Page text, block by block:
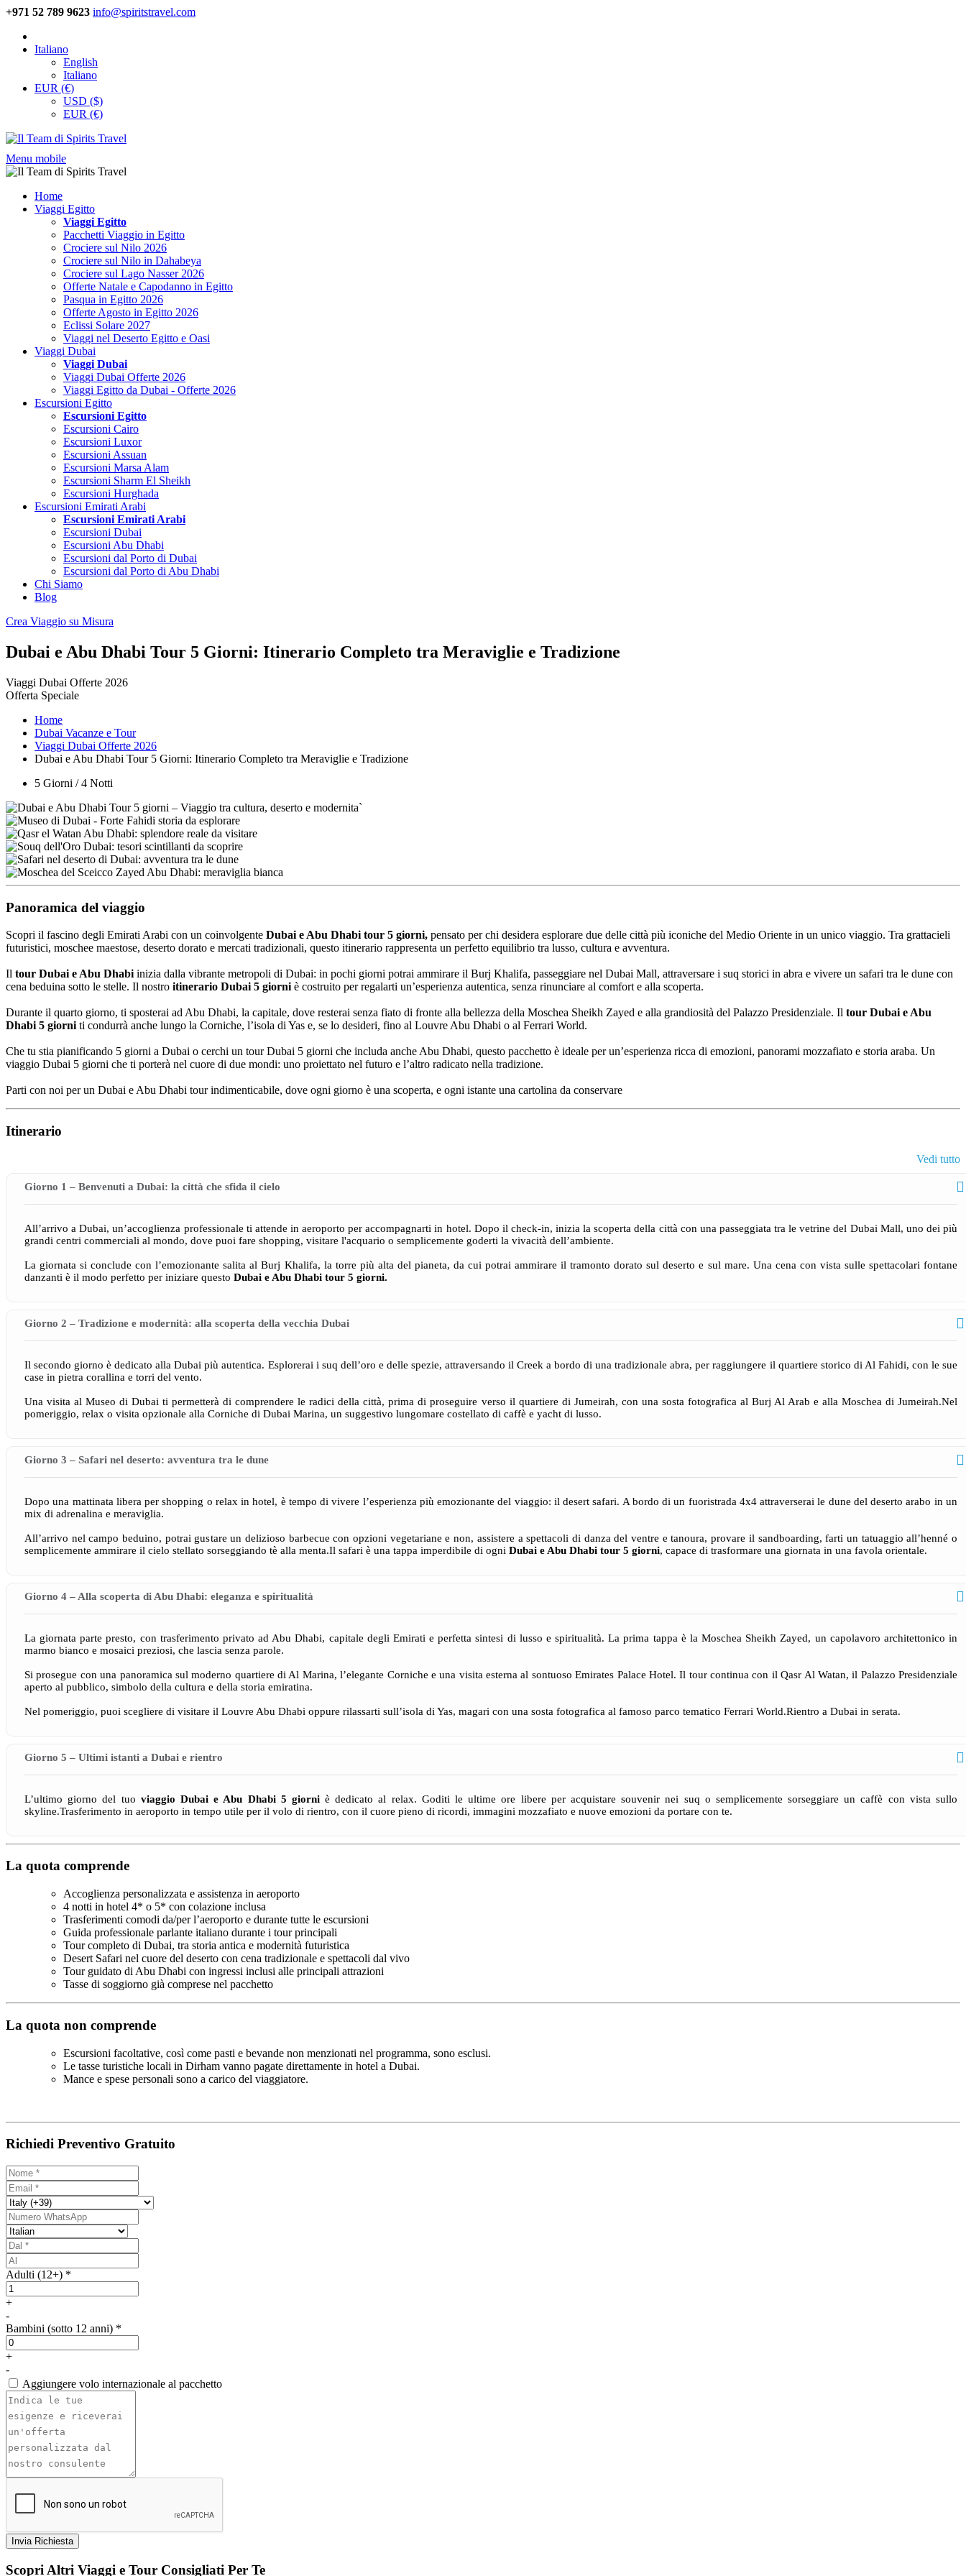
+971 52 789 9623 info@spiritstravel.com
Italiano
English
Italiano
EUR (€)
USD ($)
EUR (€)
Menu mobile
Home
Viaggi Egitto
Viaggi Egitto
Pacchetti Viaggio in Egitto
Crociere sul Nilo 2026
Crociere sul Nilo in Dahabeya
Crociere sul Lago Nasser 2026
Offerte Natale e Capodanno in Egitto
Pasqua in Egitto 2026
Offerte Agosto in Egitto 2026
Eclissi Solare 2027
Viaggi nel Deserto Egitto e Oasi
Viaggi Dubai
Viaggi Dubai
Viaggi Dubai Offerte 2026
Viaggi Egitto da Dubai - Offerte 2026
Escursioni Egitto
Escursioni Egitto
Escursioni Cairo
Escursioni Luxor
Escursioni Assuan
Escursioni Marsa Alam
Escursioni Sharm El Sheikh
Escursioni Hurghada
Escursioni Emirati Arabi
Escursioni Emirati Arabi
Escursioni Dubai
Escursioni Abu Dhabi
Escursioni dal Porto di Dubai
Escursioni dal Porto di Abu Dhabi
Chi Siamo
Blog
Crea Viaggio su Misura
Dubai e Abu Dhabi Tour 5 Giorni: Itinerario Completo tra Meraviglie e Tradizione
Viaggi Dubai Offerte 2026
Offerta Speciale
Home
Dubai Vacanze e Tour
Viaggi Dubai Offerte 2026
Dubai e Abu Dhabi Tour 5 Giorni: Itinerario Completo tra Meraviglie e Tradizione
5 Giorni / 4 Notti
Panoramica del viaggio
Scopri il fascino degli Emirati Arabi con un coinvolgente Dubai e Abu Dhabi tour 5 giorni, pensato per chi desidera esplorare due delle città più iconiche del Medio Oriente in un unico viaggio. Tra grattacieli
futuristici, moschee maestose, deserto dorato e mercati tradizionali, questo itinerario rappresenta un perfetto equilibrio tra lusso, cultura e avventura.
Il tour Dubai e Abu Dhabi inizia dalla vibrante metropoli di Dubai: in pochi giorni potrai ammirare il Burj Khalifa, passeggiare nel Dubai Mall, attraversare i suq storici in abra e vivere un safari tra le dune con
cena beduina sotto le stelle. Il nostro itinerario Dubai 5 giorni è costruito per regalarti un’esperienza autentica, senza rinunciare al comfort e alla scoperta.
Durante il quarto giorno, ti sposterai ad Abu Dhabi, la capitale, dove resterai senza fiato di fronte alla bellezza della Moschea Sheikh Zayed e alla grandiosità del Palazzo Presidenziale. Il tour Dubai e Abu
Dhabi 5 giorni ti condurrà anche lungo la Corniche, l’isola di Yas e, se lo desideri, fino al Louvre Abu Dhabi o al Ferrari World.
Che tu stia pianificando 5 giorni a Dubai o cerchi un tour Dubai 5 giorni che includa anche Abu Dhabi, questo pacchetto è ideale per un’esperienza ricca di emozioni, panorami mozzafiato e storia araba. Un
viaggio Dubai 5 giorni che ti porterà nel cuore di due mondi: uno proiettato nel futuro e l’altro radicato nella tradizione.
Parti con noi per un Dubai e Abu Dhabi tour indimenticabile, dove ogni giorno è una scoperta, e ogni istante una cartolina da conservare
Itinerario
Vedi tutto
Giorno 1 – Benvenuti a Dubai: la città che sfida il cielo
All’arrivo a Dubai, un’accoglienza professionale ti attende in aeroporto per accompagnarti in hotel. Dopo il check-in, inizia la scoperta della città con una passeggiata tra le vetrine del Dubai Mall, uno dei più
grandi centri commerciali al mondo, dove puoi fare shopping, visitare l'acquario o semplicemente goderti la vivacità dell’ambiente.
La giornata si conclude con l’emozionante salita al Burj Khalifa, la torre più alta del pianeta, da cui potrai ammirare il tramonto dorato sul deserto e sul mare. Una cena con vista sulle spettacolari fontane
danzanti è il modo perfetto per iniziare questo Dubai e Abu Dhabi tour 5 giorni.
Giorno 2 – Tradizione e modernità: alla scoperta della vecchia Dubai
Il secondo giorno è dedicato alla Dubai più autentica. Esplorerai i suq dell’oro e delle spezie, attraversando il Creek a bordo di una tradizionale abra, per raggiungere il quartiere storico di Al Fahidi, con le sue
case in pietra corallina e torri del vento.
Una visita al Museo di Dubai ti permetterà di comprendere le radici della città, prima di proseguire verso il quartiere di Jumeirah, con una sosta fotografica al Burj Al Arab e alla Moschea di Jumeirah.Nel
pomeriggio, relax o visita opzionale alla Corniche di Dubai Marina, un suggestivo lungomare costellato di caffè e yacht di lusso.
Giorno 3 – Safari nel deserto: avventura tra le dune
Dopo una mattinata libera per shopping o relax in hotel, è tempo di vivere l’esperienza più emozionante del viaggio: il desert safari. A bordo di un fuoristrada 4x4 attraverserai le dune del deserto arabo in un
mix di adrenalina e meraviglia.
All’arrivo nel campo beduino, potrai gustare un delizioso barbecue con opzioni vegetariane e non, assistere a spettacoli di danza del ventre e tanoura, provare il sandboarding, farti un tatuaggio all’henné o
semplicemente ammirare il cielo stellato sorseggiando tè alla menta.Il safari è una tappa imperdibile di ogni Dubai e Abu Dhabi tour 5 giorni, capace di trasformare una giornata in una favola orientale.
Giorno 4 – Alla scoperta di Abu Dhabi: eleganza e spiritualità
La giornata parte presto, con trasferimento privato ad Abu Dhabi, capitale degli Emirati e perfetta sintesi di lusso e spiritualità. La prima tappa è la Moschea Sheikh Zayed, un capolavoro architettonico in
marmo bianco e mosaici preziosi, che lascia senza parole.
Si prosegue con una panoramica sul moderno quartiere di Al Marina, l’elegante Corniche e una visita esterna al sontuoso Emirates Palace Hotel. Il tour continua con il Qasr Al Watan, il Palazzo Presidenziale
aperto al pubblico, simbolo della cultura e della storia emiratina.
Nel pomeriggio, puoi scegliere di visitare il Louvre Abu Dhabi oppure rilassarti sull’isola di Yas, magari con una sosta fotografica al famoso parco tematico Ferrari World.Rientro a Dubai in serata.
Giorno 5 – Ultimi istanti a Dubai e rientro
L’ultimo giorno del tuo viaggio Dubai e Abu Dhabi 5 giorniè dedicato al relax. Goditi le ultime ore libere per acquistare souvenir nei suq o semplicemente sorseggiare un caffè con vista sullo
skyline.Trasferimento in aeroporto in tempo utile per il volo di rientro, con il cuore pieno di ricordi, immagini mozzafiato e nuove emozioni da portare con te.
La quota comprende
Accoglienza personalizzata e assistenza in aeroporto
4 notti in hotel 4* o 5* con colazione inclusa
Trasferimenti comodi da/per l’aeroporto e durante tutte le escursioni
Guida professionale parlante italiano durante i tour principali
Tour completo di Dubai, tra storia antica e modernità futuristica
Desert Safari nel cuore del deserto con cena tradizionale e spettacoli dal vivo
Tour guidato di Abu Dhabi con ingressi inclusi alle principali attrazioni
Tasse di soggiorno già comprese nel pacchetto
La quota non comprende
Escursioni facoltative, così come pasti e bevande non menzionati nel programma, sono esclusi.
Le tasse turistiche locali in Dirham vanno pagate direttamente in hotel a Dubai.
Mance e spese personali sono a carico del viaggiatore.
Richiedi Preventivo Gratuito
Adulti (12+) *
+
-
Bambini (sotto 12 anni) *
+
-
Aggiungere volo internazionale al pacchetto
Invia Richiesta
Scopri Altri Viaggi e Tour Consigliati Per Te